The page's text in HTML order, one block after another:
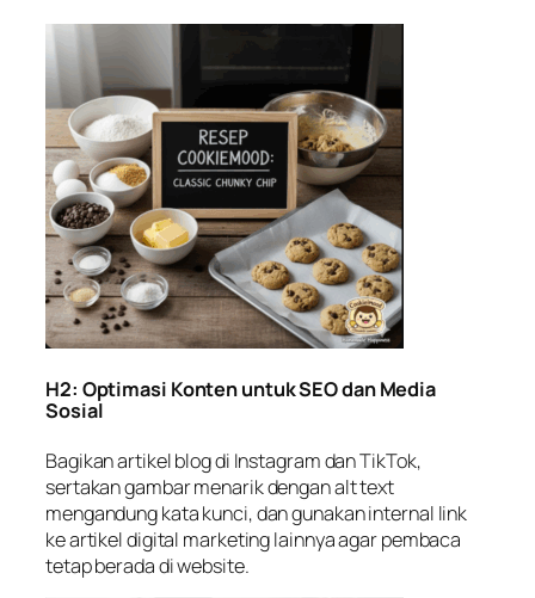
H2: Optimasi Konten untuk SEO dan Media
Sosial
Bagikan artikel blog di Instagram dan TikTok,
sertakan gambar menarik dengan alt text
mengandung kata kunci, dan gunakan internal link
keartikel digital marketing lainnyaagar pembaca
tetap berada di website.